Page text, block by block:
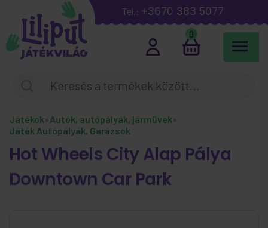
Tel.: +3670 383 5077
0
Játékok»Autók, autópályák, járművek»
Játék Autópályák, Garázsok
Hot Wheels City Alap Pálya
Downtown Car Park